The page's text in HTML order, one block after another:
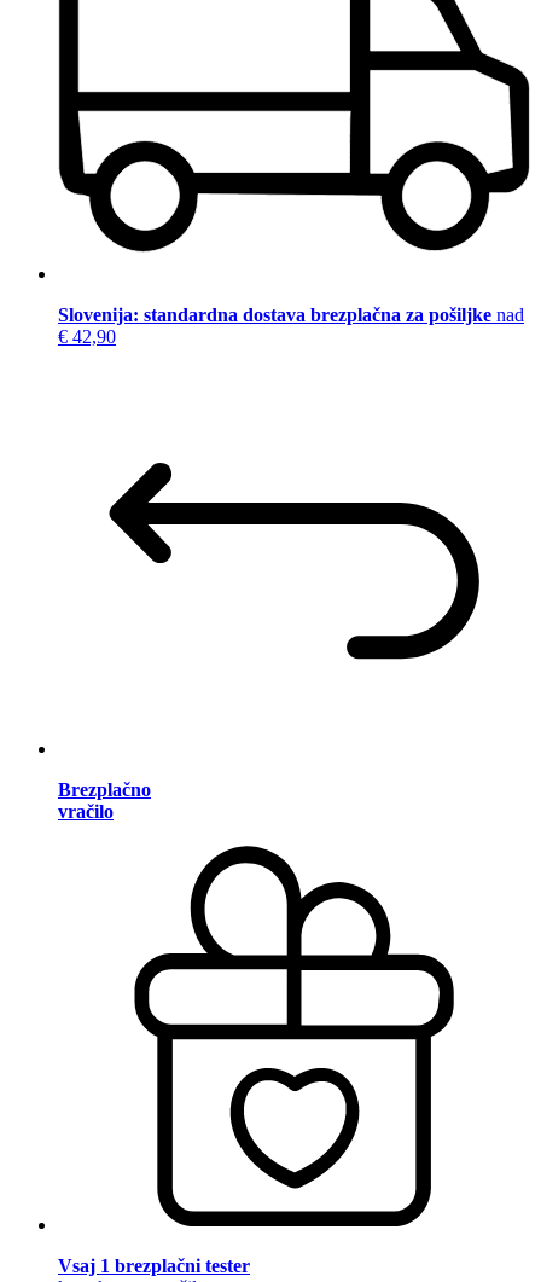
Slovenija: standardna dostava brezplačna za pošiljke nad
€ 42,90
Brezplačno
vračilo
Vsaj 1 brezplačni tester